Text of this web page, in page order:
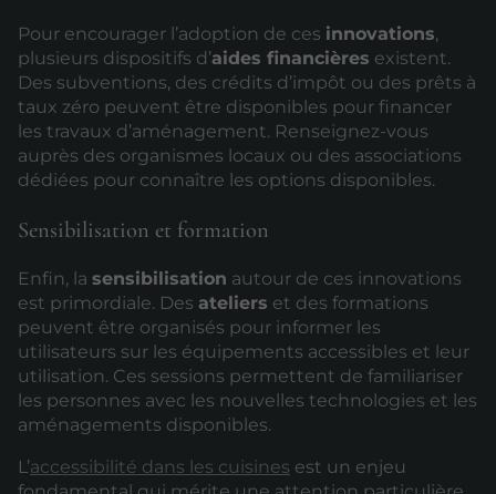
Pour encourager l’adoption de ces innovations,
plusieurs dispositifs d’aides financières existent.
Des subventions, des crédits d’impôt ou des prêts à
taux zéro peuvent être disponibles pour financer
les travaux d’aménagement. Renseignez-vous
auprès des organismes locaux ou des associations
dédiées pour connaître les options disponibles.
Sensibilisation et formation
Enfin, la sensibilisation autour de ces innovations
est primordiale. Des ateliers et des formations
peuvent être organisés pour informer les
utilisateurs sur les équipements accessibles et leur
utilisation. Ces sessions permettent de familiariser
les personnes avec les nouvelles technologies et les
aménagements disponibles.
L’accessibilité dans les cuisines est un enjeu